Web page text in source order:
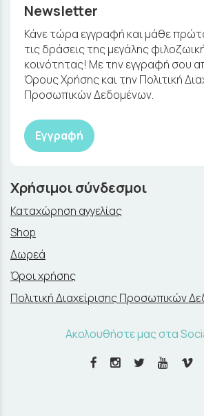
Newsletter
Κάνε τώρα εγγραφή και μάθε
τις δράσεις της μεγάλης
κοινότητας! Με την εγγραφή σου
Όρους Χρήσης και την Πολιτική
Προσωπικών Δεδομένων.
Εγγραφή
Χρήσιμοι σύνδεσμοι
Καταχώρηση αγγελίας
Shop
Δωρεά
Όροι χρήσης
Πολιτική Διαχείρισης Προσωπικών
Ακολουθήστε μας στα